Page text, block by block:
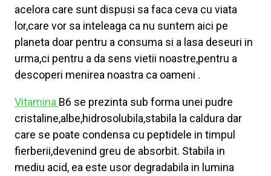
acelora care sunt dispusi sa faca ceva cu viata
lor,care vor sa inteleaga ca nu suntem aici pe
planeta doar pentru a consuma si a lasa deseuri in
urma,ci pentru a da sens vietii noastre,pentru a
descoperi menirea noastra ca oameni .
Vitamina B6 se prezinta sub forma unei pudre
cristaline,albe,hidrosolubila,stabila la caldura dar
care se poate condensa cu peptidele in timpul
fierberii,devenind greu de absorbit. Stabila in
mediu acid, ea este usor degradabila in lumina